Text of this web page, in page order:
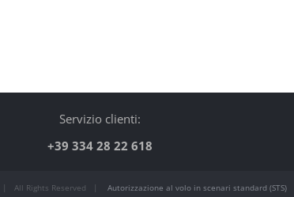
Servizio clienti:
+39 334 28 22 618
| All Rights Reserved | Autorizzazione al volo in scenari standard (STS)